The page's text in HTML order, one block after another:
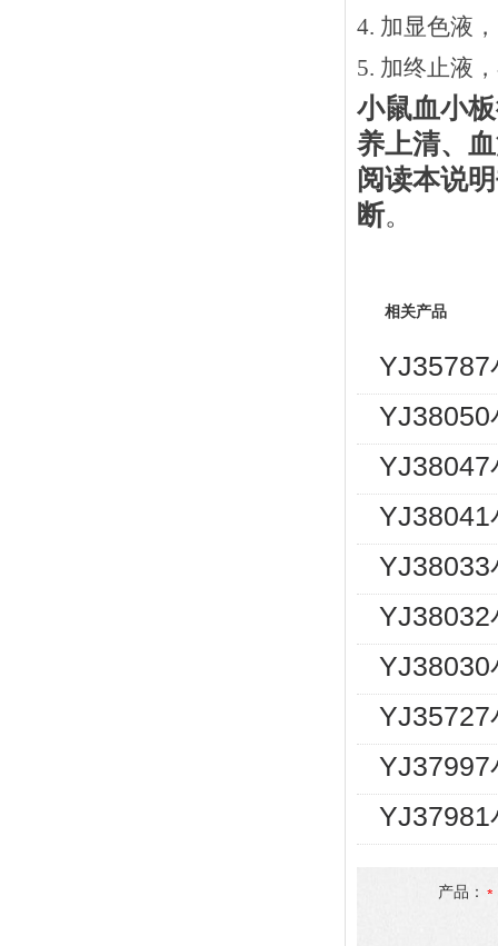
4. 加显色液
5. 加终止液
小鼠血小
养上清、
阅读本说
断。
相关产品
YJ35787
YJ38050
YJ38047
YJ38041
YJ38033
YJ38032
YJ38030
YJ35727
YJ37997
YJ37981
产品：